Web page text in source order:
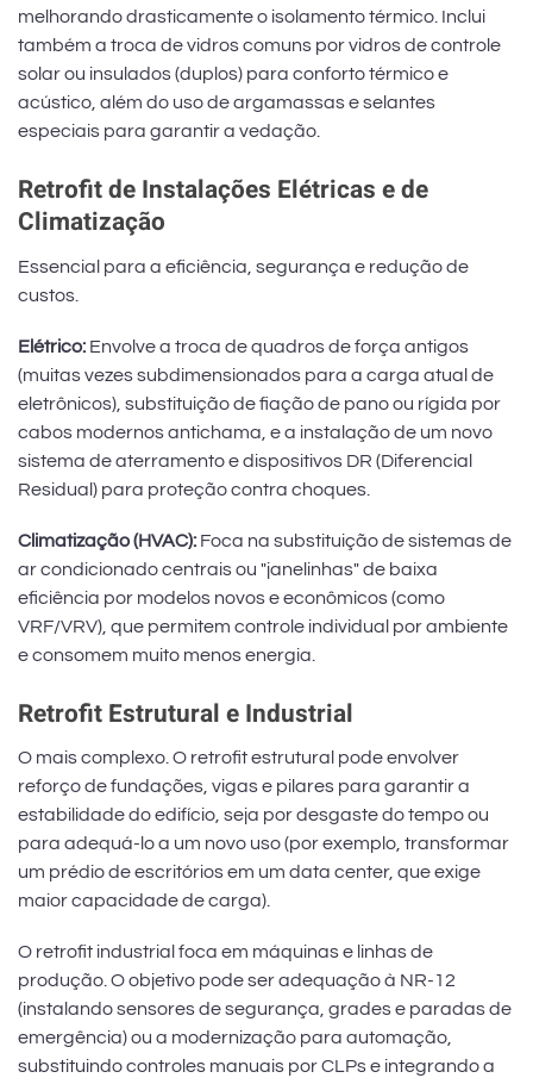
melhorando drasticamente o isolamento térmico. Inclui
também a troca de vidros comuns por vidros de controle
solar ou insulados (duplos) para conforto térmico e
acústico, além do uso de argamassas e selantes
especiais para garantir a vedação.
Retrofit de Instalações Elétricas e de
Climatização
Essencial para a eficiência, segurança e redução de
custos.
Elétrico: Envolve a troca de quadros de força antigos
(muitas vezes subdimensionados para a carga atual de
eletrônicos), substituição de fiação de pano ou rígida por
cabos modernos antichama, e a instalação de um novo
sistema de aterramento e dispositivos DR (Diferencial
Residual) para proteção contra choques.
Climatização (HVAC): Foca na substituição de sistemas de
ar condicionado centrais ou "janelinhas" de baixa
eficiência por modelos novos e econômicos (como
VRF/VRV), que permitem controle individual por ambiente
e consomem muito menos energia.
Retrofit Estrutural e Industrial
O mais complexo. O retrofit estrutural pode envolver
reforço de fundações, vigas e pilares para garantir a
estabilidade do edifício, seja por desgaste do tempo ou
para adequá-lo a um novo uso (por exemplo, transformar
um prédio de escritórios em um data center, que exige
maior capacidade de carga).
O retrofit industrial foca em máquinas e linhas de
produção. O objetivo pode ser adequação à NR-12
(instalando sensores de segurança, grades e paradas de
emergência) ou a modernização para automação,
substituindo controles manuais por CLPs e integrando a